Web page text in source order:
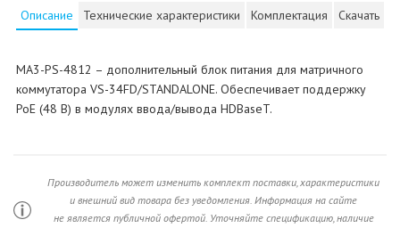
Описание Технические характеристики Комплектация Скачать
MA3-PS-4812 – дополнительный блок питания для матричного
коммутатора VS-34FD/STANDALONE. Обеспечивает поддержку
PoE (48 В) в модулях ввода/вывода HDBaseT.
Производитель может изменить комплект поставки, характеристики
и внешний вид товара без уведомления. Информация на сайте
не является публичной офертой. Уточняйте спецификацию, наличие